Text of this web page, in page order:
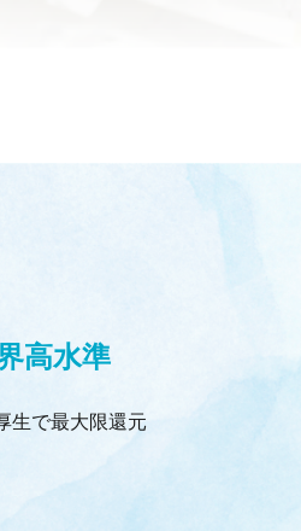
高水準
生で最大限還元